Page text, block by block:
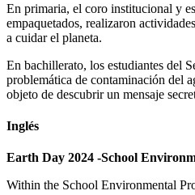
En primaria, el coro institucional y
empaquetados, realizaron
a cuidar el planeta.
En bachillerato, los estudiantes del
problemática de contaminación del
objeto de descubrir un mensaje
Inglés
Earth Day 2024 -School
Within the School Environmental